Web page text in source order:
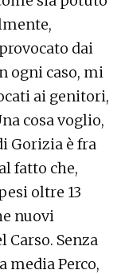
dai
ogni caso, mi
ai genitori,
cosa voglio,
Gorizia è fra
fatto che,
oltre 13
nuovi
Senza
media Perco,